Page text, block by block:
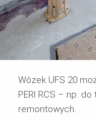
Wózek UFS 20
PERI RCS – np.
remontowych.